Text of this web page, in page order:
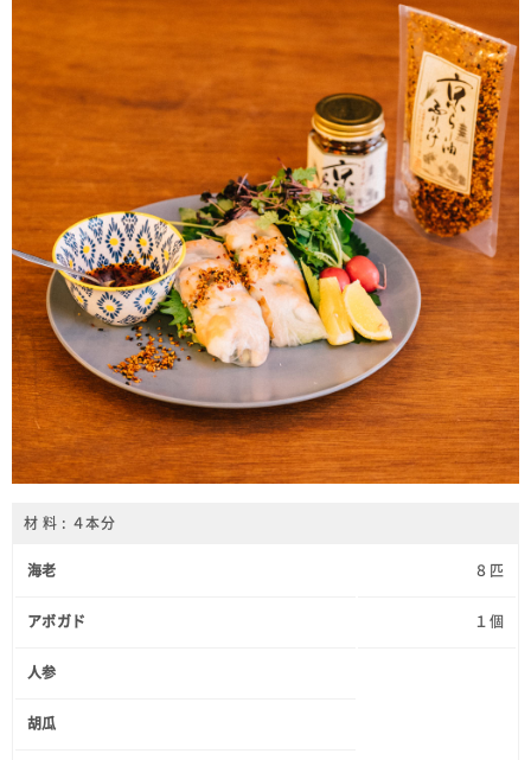
材 料 : ４本分
海老 ８匹
アボガド １個
人参
胡瓜